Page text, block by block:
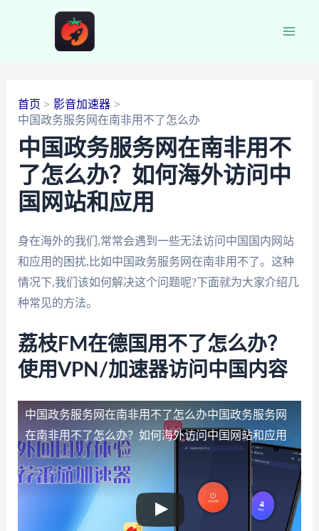
首页
影音加速器
中国政务服务网在南非用不了怎么办
中国政务服务网在南非用不
了怎么办？如何海外访问中
国网站和应用
身在海外的我们,常常会遇到一些无法访问中国国内网站
和应用的困扰,比如中国政务服务网在南非用不了。这种
情况下,我们该如何解决这个问题呢?下面就为大家介绍几
种常见的方法。
荔枝FM在德国用不了怎么办？
使用VPN/加速器访问中国内容
中国政务服务网在南非用不了怎么办中国政务服务网
在南非用不了怎么办？如何海外访问中国网站和应用